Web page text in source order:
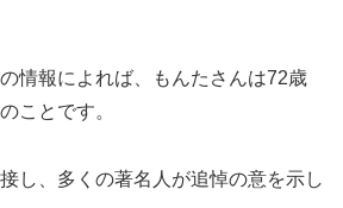
情報によれば、もんたさんは72歳
ことです。
し、多くの著名人が追悼の意を示し